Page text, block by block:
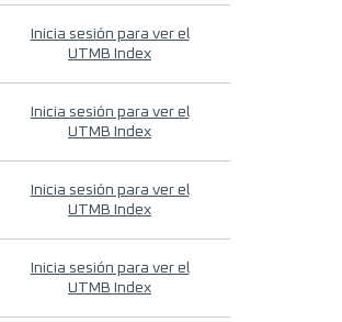
Inicia sesión para ver el
UTMB Index
Inicia sesión para ver el
UTMB Index
Inicia sesión para ver el
UTMB Index
Inicia sesión para ver el
UTMB Index